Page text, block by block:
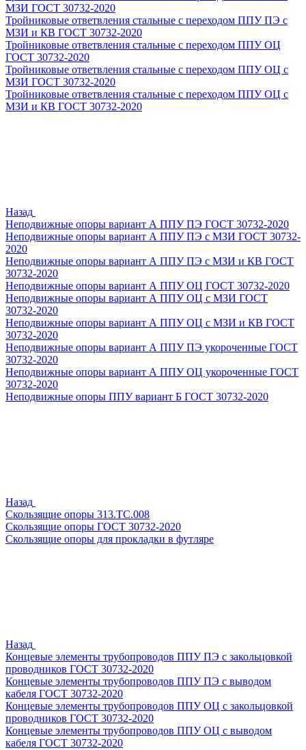
МЗИ ГОСТ 30732-2020
Тройниковые ответвления стальные с переходом ППУ ПЭ с
МЗИ и КВ ГОСТ 30732-2020
Тройниковые ответвления стальные с переходом ППУ ОЦ
ГОСТ 30732-2020
Тройниковые ответвления стальные с переходом ППУ ОЦ с
МЗИ ГОСТ 30732-2020
Тройниковые ответвления стальные с переходом ППУ ОЦ с
МЗИ и КВ ГОСТ 30732-2020
Назад
Неподвижные опоры вариант А ППУ ПЭ ГОСТ 30732-2020
Неподвижные опоры вариант А ППУ ПЭ с МЗИ ГОСТ 30732-
2020
Неподвижные опоры вариант А ППУ ПЭ с МЗИ и КВ ГОСТ
30732-2020
Неподвижные опоры вариант А ППУ ОЦ ГОСТ 30732-2020
Неподвижные опоры вариант А ППУ ОЦ с МЗИ ГОСТ
30732-2020
Неподвижные опоры вариант А ППУ ОЦ с МЗИ и КВ ГОСТ
30732-2020
Неподвижные опоры вариант А ППУ ПЭ укороченные ГОСТ
30732-2020
Неподвижные опоры вариант А ППУ ОЦ укороченные ГОСТ
30732-2020
Неподвижные опоры ППУ вариант Б ГОСТ 30732-2020
Назад
Скользящие опоры 313.ТС.008
Скользящие опоры ГОСТ 30732-2020
Скользящие опоры для прокладки в футляре
Назад
Концевые элементы трубопроводов ППУ ПЭ с закольцовкой
проводников ГОСТ 30732-2020
Концевые элементы трубопроводов ППУ ПЭ с выводом
кабеля ГОСТ 30732-2020
Концевые элементы трубопроводов ППУ ОЦ с закольцовкой
проводников ГОСТ 30732-2020
Концевые элементы трубопроводов ППУ ОЦ с выводом
кабеля ГОСТ 30732-2020